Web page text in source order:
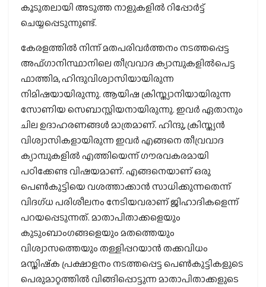
കൂടുതലായി അടുത്ത നാളുകളില്‍ റിപ്പോര്‍ട്ട്
ചെയ്യപ്പെടുന്നുണ്ട്.
കേരളത്തില്‍ നിന്ന് മതപരിവര്‍ത്തനം നടത്തപ്പെട്ട
അഫ്ഗാനിസ്ഥാനിലെ തീവ്രവാദ ക്യാമ്പുകളില്‍പെട്ട
ഫാത്തിമ, ഹിന്ദുവിശ്വാസിയായിരുന്ന
നിമിഷയായിരുന്നു. ആയിഷ ക്രിസ്ത്യാനിയായിരുന്ന
സോണിയ സെബാസ്റ്റിയനായിരുന്നു. ഇവര്‍ ഏതാനും
ചില ഉദാഹരണങ്ങള്‍ മാത്രമാണ്. ഹിന്ദു, ക്രിസ്ത്യന്‍
വിശ്വാസികളായിരുന്ന ഇവര്‍ എങ്ങനെ തീവ്രവാദ
ക്യാമ്പുകളില്‍ എത്തിയെന്ന് ഗൗരവകരമായി
പഠിക്കേണ്ട വിഷയമാണ്. എങ്ങനെയാണ് ഒരു
പെണ്‍കുട്ടിയെ വശത്താക്കാന്‍ സാധിക്കുന്നതെന്ന്
വിദഗ്ധ പരിശീലനം നേടിയവരാണ് ജിഹാദികളെന്ന്
പറയപ്പെടുന്നത്. മാതാപിതാക്കളെയും
കുടുംബാംഗങ്ങളെയും മതത്തെയും
വിശ്വാസത്തെയും തള്ളിപ്പറയാന്‍ തക്കവിധം
മസ്തിഷ്‌ക പ്രക്ഷാളനം നടത്തപ്പെട്ട പെണ്‍കുട്ടികളുടെ
പെരുമാറ്റത്തില്‍ വിങ്ങിപ്പൊട്ടുന്ന മാതാപിതാക്കളുടെ